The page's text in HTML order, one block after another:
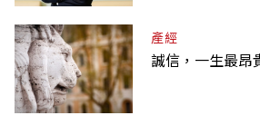
產經
誠信，一生最昂